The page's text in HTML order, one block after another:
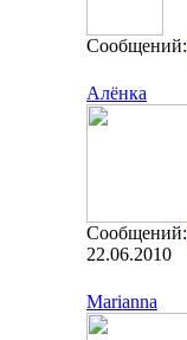
Сообщений:
Алёнка
Сообщений:
22.06.2010
Marianna